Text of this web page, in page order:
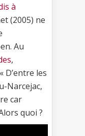
à
(2005) ne
Au
,
D’entre les
Narcejac,
car
quoi ?